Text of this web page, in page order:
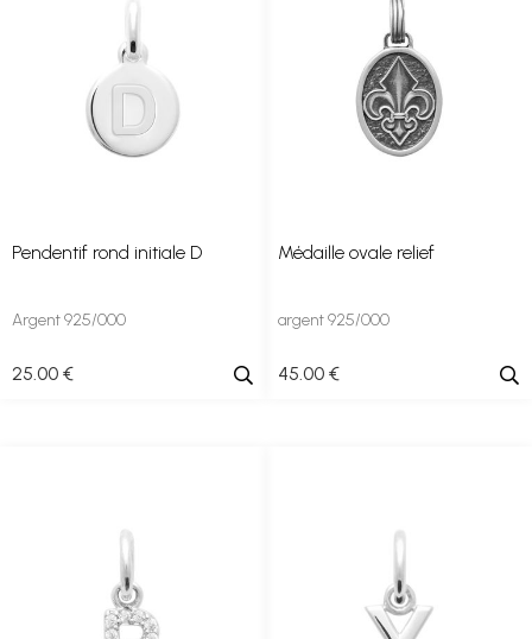
Pendentif rond initiale D
Argent 925/000
25 .00 €
Médaille ovale relief
argent 925/000
45 .00 €